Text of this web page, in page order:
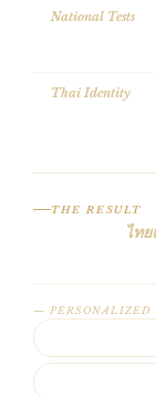
National Tests
Thai Identity
THE RESULT
ไท
— PERSONALIZED